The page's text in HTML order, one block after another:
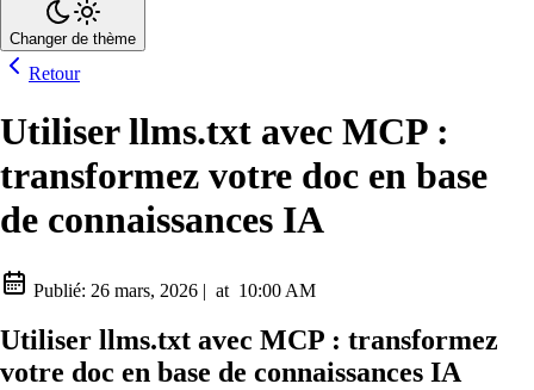
Changer de thème
Retour
Utiliser llms.txt avec MCP :
transformez votre doc en base
de connaissances IA
Publié: 26 mars, 2026 | at 10:00 AM
Utiliser llms.txt avec MCP : transformez
votre doc en base de connaissances IA